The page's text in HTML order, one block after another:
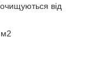
очищуються від
м2